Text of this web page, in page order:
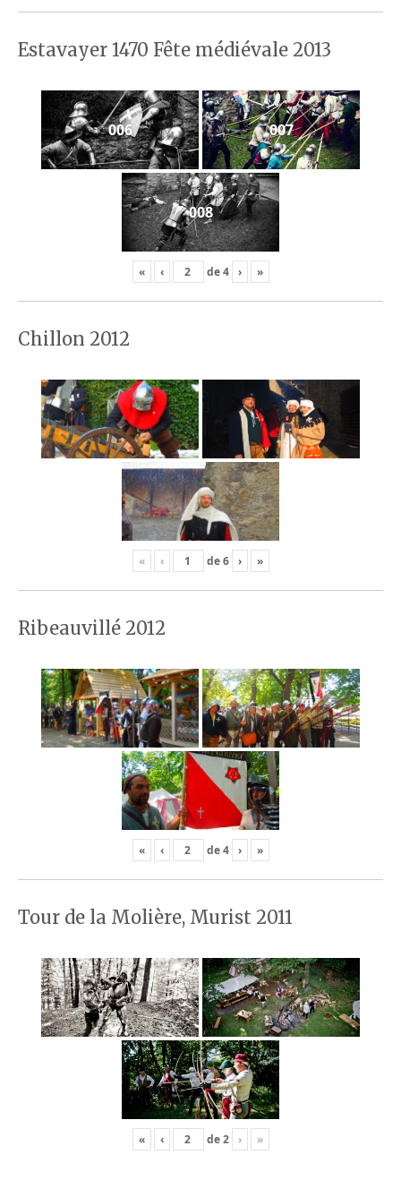
Estavayer 1470 Fête médiévale 2013
006 007
008
« ‹ de4 › »
Chillon 2012
« ‹ de6 › »
Ribeauvillé 2012
« ‹ de4 › »
Tour de la Molière, Murist 2011
« ‹ de2 › »